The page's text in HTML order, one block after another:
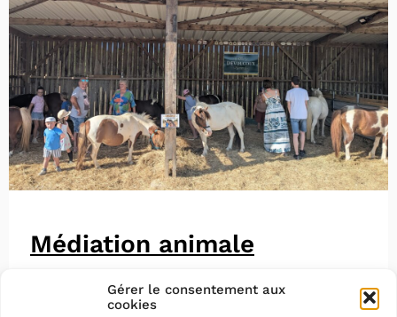
Gérer le consentement aux
cookies
Médiation animale